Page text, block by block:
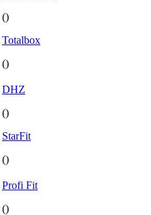
()
Totalbox
()
DHZ
()
StarFit
()
Profi Fit
()